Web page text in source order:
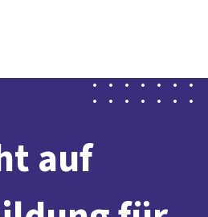
Mitmachen Politik
auf